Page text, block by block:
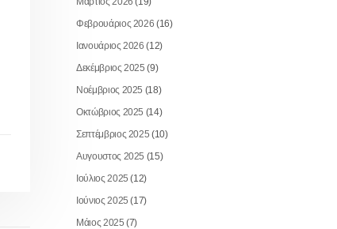
Φεβρουάριος 2026 (16)
Ιανουάριος 2026 (12)
Δεκέμβριος 2025 (9)
Νοέμβριος 2025 (18)
Οκτώβριος 2025 (14)
Σεπτέμβριος 2025 (10)
Αυγουστος 2025 (15)
Ιούλιος 2025 (12)
Ιούνιος 2025 (17)
Μάιος 2025 (7)